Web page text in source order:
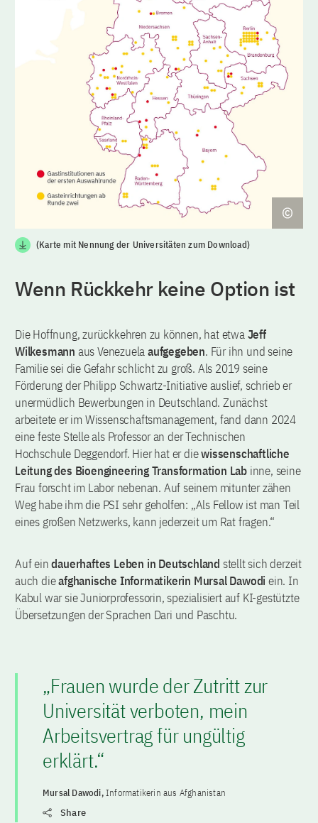
(Karte mit Nennung der Universitäten zum Download)
Wenn Rückkehr keine Option ist
Die Hoffnung, zurückkehren zu können, hat etwaJeff
Wilkesmann aus Venezuelaaufgegeben. Für ihn und seine
Familie sei die Gefahr schlicht zu groß. Als 2019 seine
Förderung der Philipp Schwartz-Initiative auslief, schrieb er
unermüdlich Bewerbungen in Deutschland. Zunächst
arbeitete er im Wissenschaftsmanagement, fand dann 2024
eine feste Stelle als Professor an der Technischen
Hochschule Deggendorf. Hier hat er diewissenschaftliche
Leitung des Bioengineering Transformation Lab inne, seine
Frau forscht im Labor nebenan. Auf seinem mitunter zähen
Weg habe ihm die PSI sehr geholfen: „Als Fellow ist man Teil
eines großen Netzwerks, kann jederzeit um Rat fragen.“
Auf eindauerhaftes Leben in Deutschland stellt sich derzeit
auch dieafghanische Informatikerin Mursal Dawodi ein. In
Kabul war sie Juniorprofessorin, spezialisiert auf KI-gestützte
Übersetzungen der Sprachen Dari und Paschtu.
„Frauen wurde der Zutritt zur
Universität verboten, mein
Arbeitsvertrag für ungültig
erklärt.“
Mursal Dawodi,Informatikerin aus Afghanistan
Share